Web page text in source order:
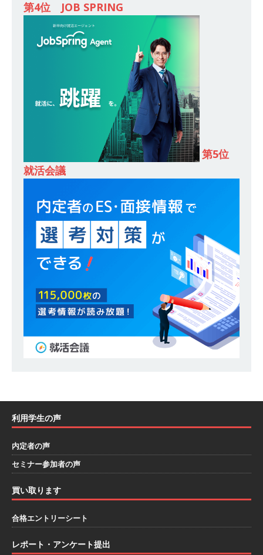
極採用企業
[ 2026年5月14日 ]
し 】 食品・生鮮業界に特化した人材紹介サービ
スを提供するベンチャー企業 ｜ 設立から毎年黒
字経営。売上は常に右肩上がり ｜ 未経験から営
業として成長・収入アップが目指せる環境 ｜ オ
イシル
体育会積極採用企業
[ 2026年5月13日 ] 【 28卒 ｜ トップ企業内定の
内昇進率91％ ｜ IT社会の今まさに求められてい
るベンチャー企業 ｜ 新卒2年目で1,000万円越え
目指せる!! ｜ データX
体育会積極採用企業
【 28卒 ｜ 仕事の全容を知れ
るオープンカンパニー 】 大林グループ ｜ 全国規
模の重要施設の建設に携わるサブコン ｜ 環境保
全や脱炭素社会の実現にも貢献 ｜ 初任給28万
+各手当 ｜ 年間休日125日 ｜ オーク設備工業
｜ 四国・関東エリアで圧倒的な存在感を誇る総
[ 2026年5月12日 ] 【 28卒 ｜ 愛知勤務・転勤な
し 】 自動車生産に欠かせない部品を独自のノウ
第4位 JOB SPRING
第5位
就活会議
利用学生の声
内定者の声
セミナー参加者の声
買い取ります
合格エントリーシート
レポート・アンケート提出